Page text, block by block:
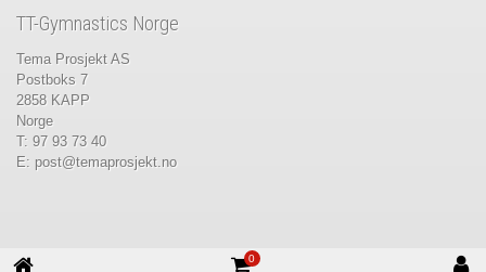
0
TT-Gymnastics Norge
Tema Prosjekt AS
Postboks 7
2858 KAPP
Norge
T: 97 93 73 40
E: post@temaprosjekt.no